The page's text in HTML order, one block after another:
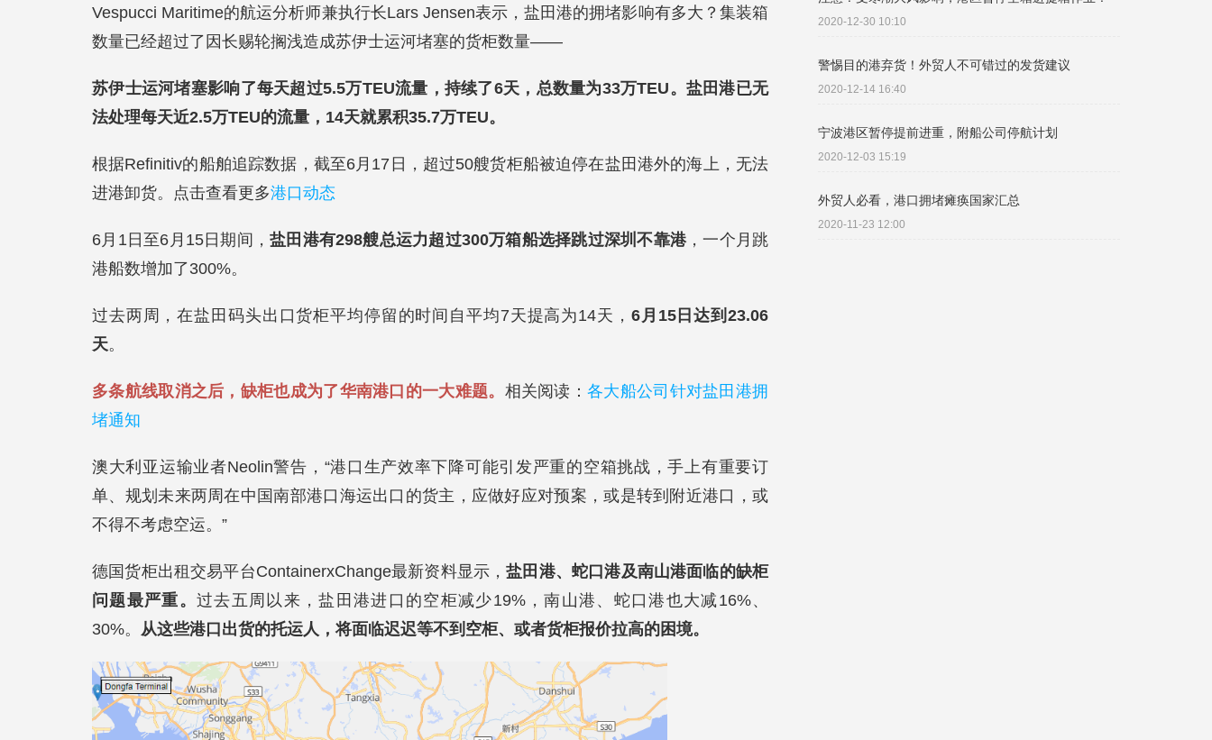
Vespucci Maritime的航运分析师兼执行长Lars Jensen表示，盐田港的拥堵影响有多大？集装箱
数量已经超过了因长赐轮搁浅造成苏伊士运河堵塞的货柜数量——
苏伊士运河堵塞影响了每天超过5.5万TEU流量，持续了6天，总数量为33万TEU。盐田港已无
法处理每天近2.5万TEU的流量，14天就累积35.7万TEU。
根据Refinitiv的船舶追踪数据，截至6月17日，超过50艘货柜船被迫停在盐田港外的海上，无法
进港卸货。点击查看更多港口动态
6月1日至6月15日期间， 盐田港有298艘总运力超过300万箱船选择跳过深圳不靠港 ，一个月跳
港船数增加了300%。
过去两周，在盐田码头出口货柜平均停留的时间自平均7天提高为14天， 6月15日达到23.06
天。
多条航线取消之后，缺柜也成为了华南港口的一大难题。 相关阅读： 各大船公司针对盐田港拥
堵通知
澳大利亚运输业者Neolin警告，“港口生产效率下降可能引发严重的空箱挑战，手上有重要订
单、规划未来两周在中国南部港口海运出口的货主，应做好应对预案，或是转到附近港口，或
不得不考虑空运。”
德国货柜出租交易平台ContainerxChange最新资料显示，盐田港、蛇口港及南山港面临的缺柜
问题最严重。 过去五周以来，盐田港进口的空柜减少19%，南山港、蛇口港也大减16%、
30%。 从这些港口出货的托运人，将面临迟迟等不到空柜、或者货柜报价拉高的困境。
2020-12-30 10:10
警惕目的港弃货！外贸人不可错过的发货建议
2020-12-14 16:40
宁波港区暂停提前进重，附船公司停航计划
2020-12-03 15:19
外贸人必看，港口拥堵瘫痪国家汇总
2020-11-23 12:00